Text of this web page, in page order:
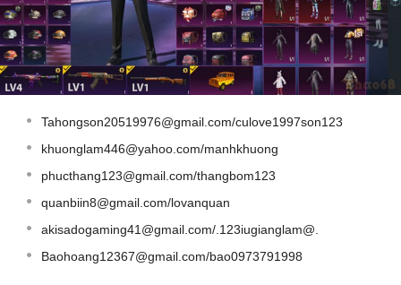
Tahongson20519976@gmail.com/culove1997son123
khuonglam446@yahoo.com/manhkhuong
phucthang123@gmail.com/thangbom123
quanbiin8@gmail.com/lovanquan
akisadogaming41@gmail.com/.123iugianglam@.
Baohoang12367@gmail.com/bao0973791998